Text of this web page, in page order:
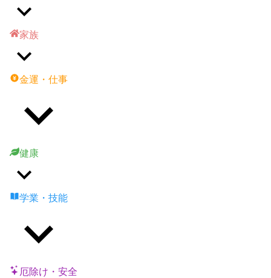
家族
金運・仕事
健康
学業・技能
厄除け・安全